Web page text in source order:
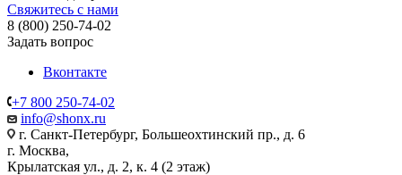
Свяжитесь с нами
8 (800) 250-74-02
Задать вопрос
Вконтакте
+7 800 250-74-02
info@shonx.ru
г. Санкт-Петербург, Большеохтинский пр., д. 6
г. Москва,
Крылатская ул., д. 2, к. 4 (2 этаж)